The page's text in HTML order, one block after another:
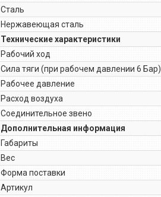
Сталь
Нержавеющая сталь
Технические характеристики
Рабочий ход
Сила тяги (при рабочем давлении 6 Бар)
Рабочее давление
Расход воздуха
Соединительное звено
Дополнительная информация
Габариты
Вес
Форма поставки
Артикул